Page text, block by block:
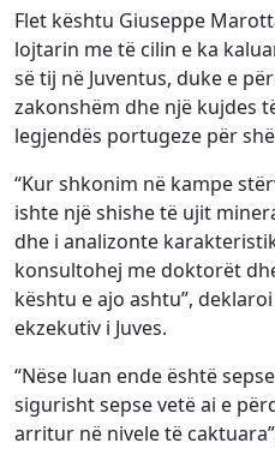
Flet kështu Giuseppe
lojtarin me të cilin e ka
së tij në Juventus, duke e
zakonshëm dhe një kujdes
legjendës portugeze për
“Kur shkonim në kampe
ishte një shishe të ujit
dhe i analizonte
konsultohej me doktorët
kështu e ajo ashtu”,
ekzekutiv i Juves.
“Nëse luan ende është
sigurisht sepse vetë ai e
arritur në nivele të